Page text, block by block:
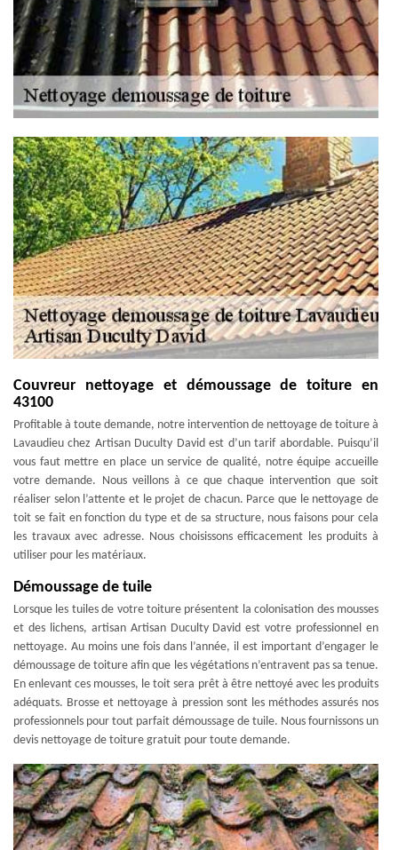
Couvreur nettoyage et démoussage de toiture en
43100
Profitable à toute demande, notre intervention de nettoyage de toiture à
Lavaudieu chez Artisan Duculty David est d’un tarif abordable. Puisqu’il
vous faut mettre en place un service de qualité, notre équipe accueille
votre demande. Nous veillons à ce que chaque intervention que soit
réaliser selon l’attente et le projet de chacun. Parce que le nettoyage de
toit se fait en fonction du type et de sa structure, nous faisons pour cela
les travaux avec adresse. Nous choisissons efficacement les produits à
utiliser pour les matériaux.
Démoussage de tuile
Lorsque les tuiles de votre toiture présentent la colonisation des mousses
et des lichens, artisan Artisan Duculty David est votre professionnel en
nettoyage. Au moins une fois dans l’année, il est important d’engager le
démoussage de toiture afin que les végétations n’entravent pas sa tenue.
En enlevant ces mousses, le toit sera prêt à être nettoyé avec les produits
adéquats. Brosse et nettoyage à pression sont les méthodes assurés nos
professionnels pour tout parfait démoussage de tuile. Nous fournissons un
devis nettoyage de toiture gratuit pour toute demande.